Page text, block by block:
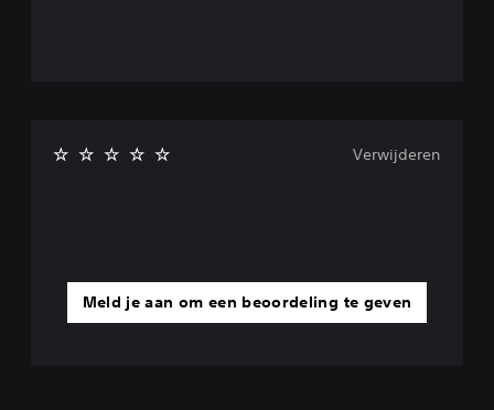
Meld je aan om een beoordeling te geven
Verwijderen